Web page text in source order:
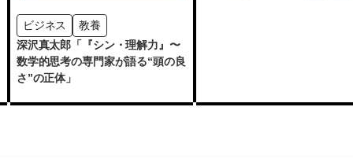
ビジネス
教養
深沢真太郎「『シン・理解力』〜
数学的思考の専門家が語る“頭の良
さ”の正体」